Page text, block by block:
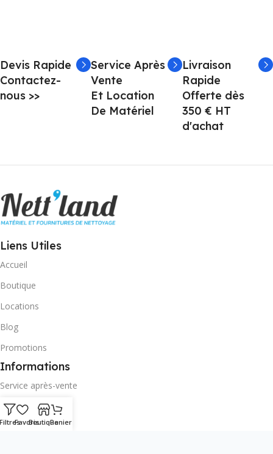
Devis Rapide
Contactez-
nous >>
Service Après
Vente
Et Location
De Matériel
Livraison
Rapide
Offerte dès
350 € HT
d'achat
Liens Utiles
Accueil
Boutique
Locations
Blog
Promotions
Informations
Service après-vente
Contact
CGUFavorisBoutiquePanier